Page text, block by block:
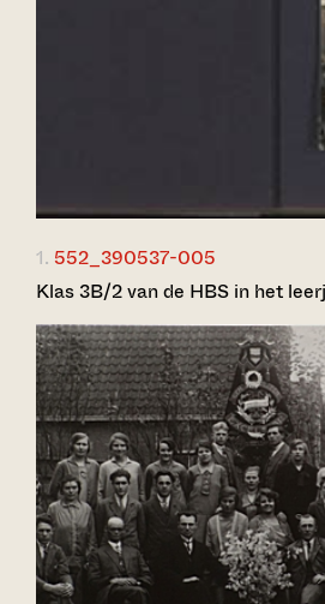
1. 552_390537-005
Klas 3B/2 van de HBS in het